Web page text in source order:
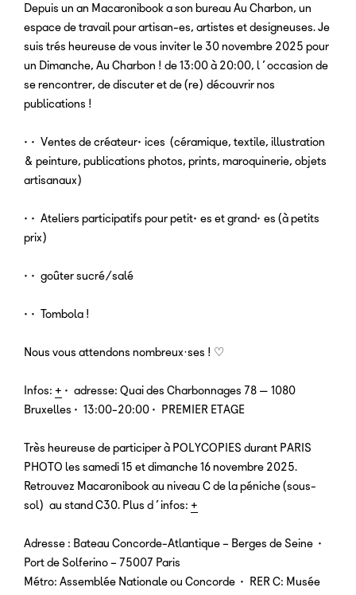
Depuis un an Macaronibook a son bureau Au Charbon, un
espace de travail pour artisan-es, artistes et designeuses. Je
suis trés heureuse de vous inviter le 30 novembre 2025 pour
un Dimanche, Au Charbon ! de 13:00 à 20:00, l’occasion de
se rencontrer, de discuter et de (re)découvrir nos
publications !
•• Ventes de créateur•ices (céramique, textile, illustration
& peinture, publications photos, prints, maroquinerie, objets
artisanaux)
•• Ateliers participatifs pour petit•es et grand•es (à petits
prix)
•• goûter sucré/salé
•• Tombola !
Nous vous attendons nombreux·ses ! ♡
Infos: + • adresse: Quai des Charbonnages 78 — 1080
Bruxelles • 13:00-20:00 • PREMIER ETAGE
Très heureuse de participer à POLYCOPIES durant PARIS
PHOTO les samedi 15 et dimanche 16 novembre 2025.
Retrouvez Macaronibook au niveau C de la péniche (sous-
sol) au stand C30. Plus d’infos: +
Adresse : Bateau Concorde-Atlantique – Berges de Seine •
Port de Solferino – 75007 Paris
Métro: Assemblée Nationale ou Concorde • RER C: Musée